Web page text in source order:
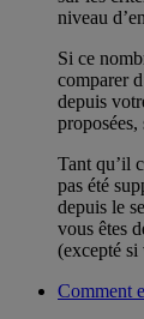
niveau
Si ce
comparer
depuis
proposées,
Tant qu’il
pas été
depuis le
vous êtes
(excepté si
Comment